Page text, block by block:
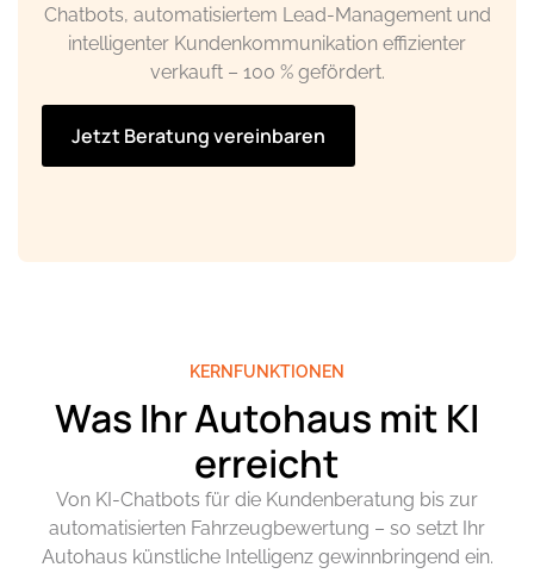
Chatbots, automatisiertem Lead-Management und
intelligenter Kundenkommunikation effizienter
verkauft – 100 % gefördert.
Jetzt Beratung vereinbaren
Was Ihr Autohaus mit KI
erreicht
KERNFUNKTIONEN
Von KI-Chatbots für die Kundenberatung bis zur
automatisierten Fahrzeugbewertung – so setzt Ihr
Autohaus künstliche Intelligenz gewinnbringend ein.